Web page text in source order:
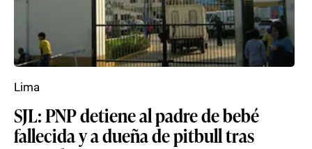
SJL: PNP detiene al padre de bebé
fallecida y a dueña de pitbull tras
Lima